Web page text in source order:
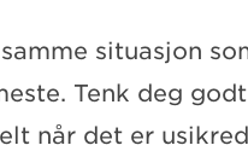
situasjon
Tenk deg
når det er